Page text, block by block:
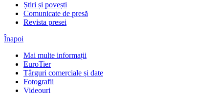
Știri și povești
Comunicate de presă
Revista presei
Înapoi
Mai multe informații
EuroTier
Târguri comerciale și date
Fotografii
Videouri